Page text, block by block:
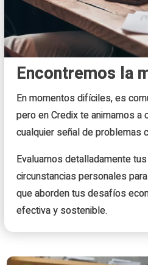
Encontremos la
En momentos difíciles, es
pero en Credix te animamos a
cualquier señal de problemas
Evaluamos detalladamente
circunstancias personales
que aborden tus desafíos
efectiva y sostenible.